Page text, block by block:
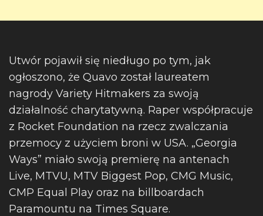
Utwór pojawił się niedługo po tym, jak
ogłoszono, że Quavo został laureatem
nagrody Variety Hitmakers za swoją
działalność charytatywną. Raper współpracuje
z Rocket Foundation na rzecz zwalczania
przemocy z użyciem broni w USA. „Georgia
Ways” miało swoją premierę na antenach
Live, MTVU, MTV Biggest Pop, CMG Music,
CMP Equal Play oraz na billboardach
Paramountu na Times Square.